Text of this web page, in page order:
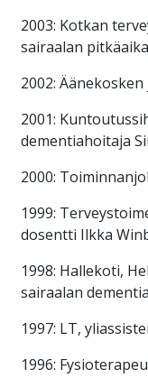
2003: Kotkan
sairaalan
2002:
2001:
dementiahoitaja
2000:
1999:
dosentti Ilkka
1998: Hallekoti,
sairaalan
1997: LT,
1996: